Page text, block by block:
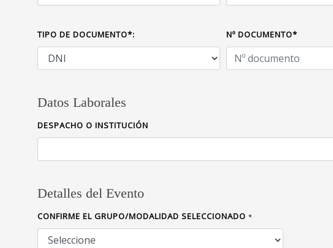
TIPO DE DOCUMENTO*: Nº DOCUMENTO*
Datos Laborales
DESPACHO O INSTITUCIÓN
Detalles del Evento
CONFIRME EL GRUPO/MODALIDAD SELECCIONADO *